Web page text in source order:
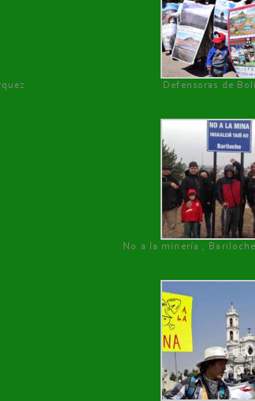
Defensoras de
No a la minería ,